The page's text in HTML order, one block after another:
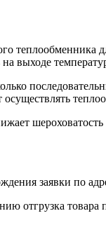
на выходе
осуществлять
заявки по
отгрузка